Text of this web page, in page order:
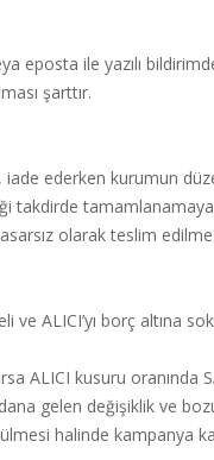
eposta ile yazılı
şarttır.
ederken kurumun
takdirde
olarak teslim
ALICI’yı borç altına
ALICI kusuru oranında
gelen değişiklik ve
halinde kampanya